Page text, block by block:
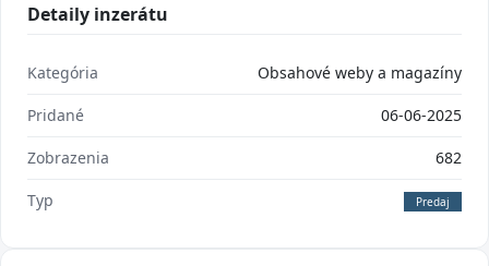
Detaily inzerátu
Kategória Obsahové weby a magazíny
Pridané 06-06-2025
Zobrazenia 682
Typ Predaj